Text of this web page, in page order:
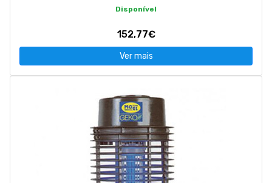
Disponível
152,77€
Ver mais